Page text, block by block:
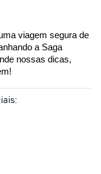
viagem segura de
a Saga
nossas dicas,